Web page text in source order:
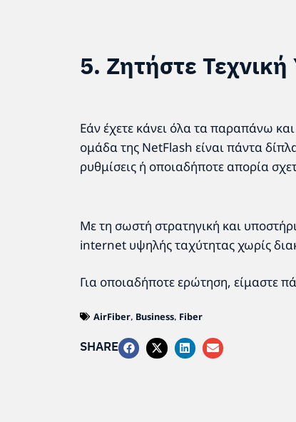
5. Ζητήστε Τεχνική
Εάν έχετε κάνει όλα τα παραπάνω και
ομάδα της NetFlash είναι πάντα
ρυθμίσεις ή οποιαδήποτε απορία
Με τη σωστή στρατηγική και
internet υψηλής ταχύτητας χωρίς
Για οποιαδήποτε ερώτηση, είμαστε
AirFiber, Business, Fiber
SHARE